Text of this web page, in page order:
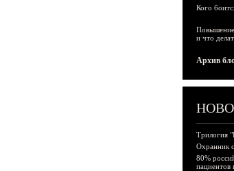
Кого
Повышение
и что
Архив
Трилогия
Охранник
80%
пациентов